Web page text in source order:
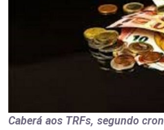
Caberá aos TRFs, segundo